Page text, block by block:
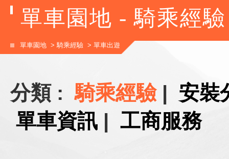
單車園地 - 騎乘經驗
單車園地 >騎乘經驗 > 單車出遊
分類 :騎乘經驗| 安裝
單車資訊 | 工商服務